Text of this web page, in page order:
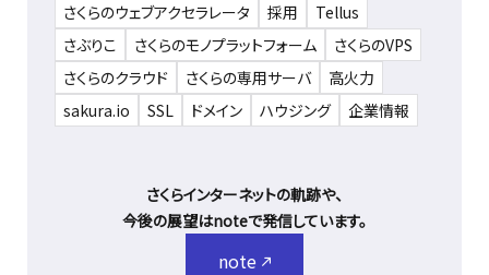
さくらのウェブアクセラレータ
採用
Tellus
さぶりこ
さくらのモノプラットフォーム
さくらのVPS
さくらのクラウド
さくらの専用サーバ
高火力
sakura.io
SSL ドメイン ハウジング 企業情報
さくらインターネットの軌跡や、
今後の展望はnoteで発信しています。
note